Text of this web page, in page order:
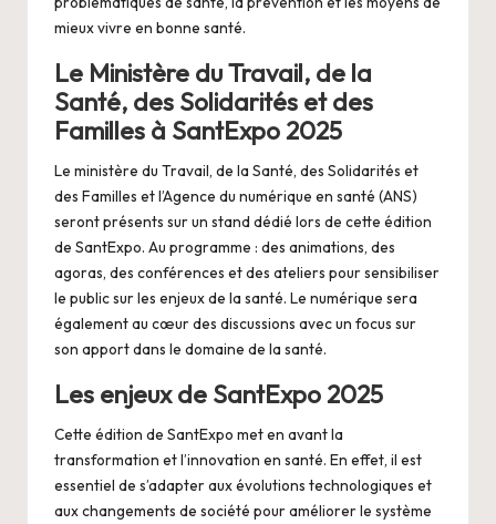
mieux vivre en bonne santé.
Le Ministère du Travail, de la
Santé, des Solidarités et des
Familles à SantExpo 2025
Le ministère du Travail, de la Santé, des Solidarités et
des Familles et l’Agence du numérique en santé (ANS)
seront présents sur un stand dédié lors de cette édition
de SantExpo. Au programme : des animations, des
agoras, des conférences et des ateliers pour sensibiliser
le public sur les enjeux de la santé. Le numérique sera
également au cœur des discussions avec un focus sur
son apport dans le domaine de la santé.
Les enjeux de SantExpo 2025
Cette édition de SantExpo met en avant la
transformation et l’innovation en santé. En effet, il est
essentiel de s’adapter aux évolutions technologiques et
aux changements de société pour améliorer le système